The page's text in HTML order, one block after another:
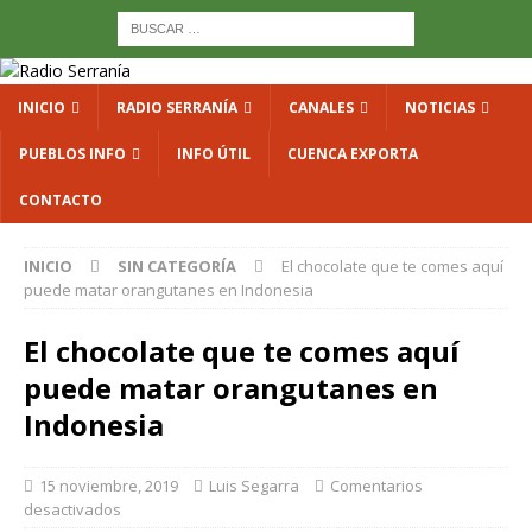
INICIO RADIO SERRANÍA CANALES NOTICIAS
PUEBLOS INFO INFO ÚTIL CUENCA EXPORTA
CONTACTO
INICIO SIN CATEGORÍA
El chocolate que te comes aquí
puede matar orangutanes en Indonesia
El chocolate que te comes aquí
puede matar orangutanes en
Indonesia
15 noviembre, 2019 Luis Segarra
Comentarios
desactivados